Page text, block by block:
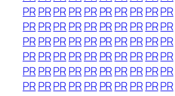
PRPRPRPRPR PRPRPRPRPR
PRPRPRPRPR PRPRPRPRPR
PRPRPRPRPR PRPRPRPRPR
PRPRPRPRPR PRPRPRPRPR
PRPRPRPRPR PRPRPRPRPR
PRPRPRPRPR PRPRPRPRPR